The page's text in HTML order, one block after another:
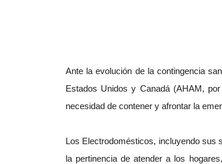
Ante la evolución de la contingencia
Estados Unidos y Canadá (AHAM,
necesidad de contener y afrontar la
Los Electrodomésticos, incluyendo sus
la pertinencia de atender a los